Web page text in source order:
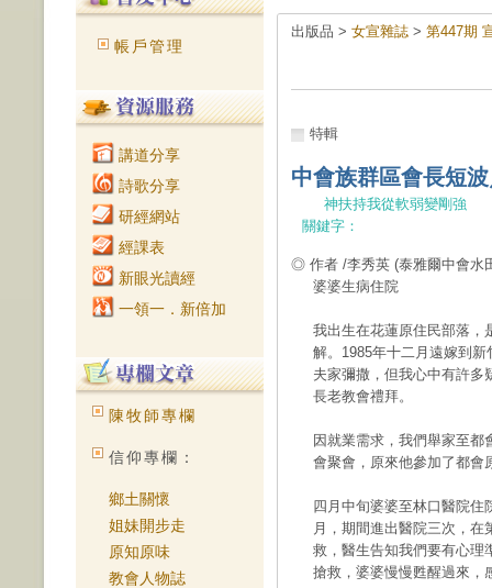
帳戶管理
講道分享
詩歌分享
研經網站
經課表
新眼光讀經
一領一．新倍加
陳牧師專欄
信仰專欄：
鄉土關懷
姐妹開步走
原知原味
教會人物誌
出版品 > 女宣雜誌 > 第447期
特輯
中會族群區會長短
神扶持我從軟弱變剛強
關鍵字：
◎ 作者 /李秀英 (泰雅爾中會水
婆婆生病住院
我出生在花蓮原住民部落，
解。1985年十二月遠嫁到
夫家彌撒，但我心中有許多
長老教會禮拜。
因就業需求，我們舉家至都
會聚會，原來他參加了都會
四月中旬婆婆至林口醫院
月，期間進出醫院三次，
救，醫生告知我們要有心理
搶救，婆婆慢慢甦醒過來，